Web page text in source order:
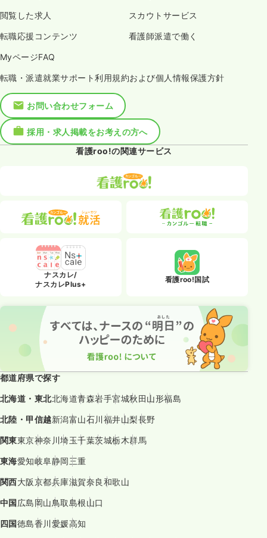
閲覧した求人 スカウトサービス
転職応援コンテンツ 看護師派遣で働く
MyページFAQ
転職・派遣就業サポート利用規約および個人情報保護方針
お問い合わせフォーム
採用・求人掲載をお考えの方へ
看護roo!の関連サービス
ナスカレ/
ナスカレPlus+
看護roo!国試
都道府県で探す
北海道・東北北海道青森岩手宮城秋田山形福島
北陸・甲信越新潟富山石川福井山梨長野
関東東京神奈川埼玉千葉茨城栃木群馬
東海愛知岐阜静岡三重
関西大阪京都兵庫滋賀奈良和歌山
中国広島岡山鳥取島根山口
四国徳島香川愛媛高知